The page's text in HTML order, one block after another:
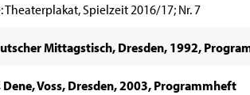
Theaterplakat, Spielzeit 2016/17; Nr. 7
Mittagstisch, Dresden, 1992,
Dene, Voss, Dresden, 2003, Programmheft